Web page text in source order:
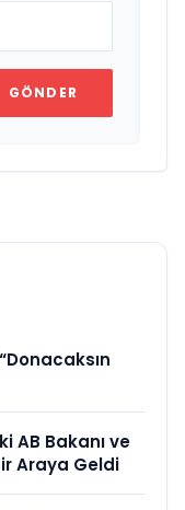
GÖNDER
AB Bakanı ve
Araya Geldi